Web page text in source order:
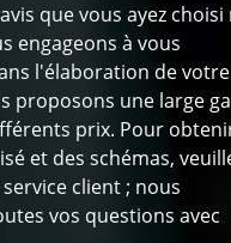
que vous ayez
engageons à vous
l'élaboration de
proposons une large
prix. Pour
et des schémas,
client ; nous
vos questions avec